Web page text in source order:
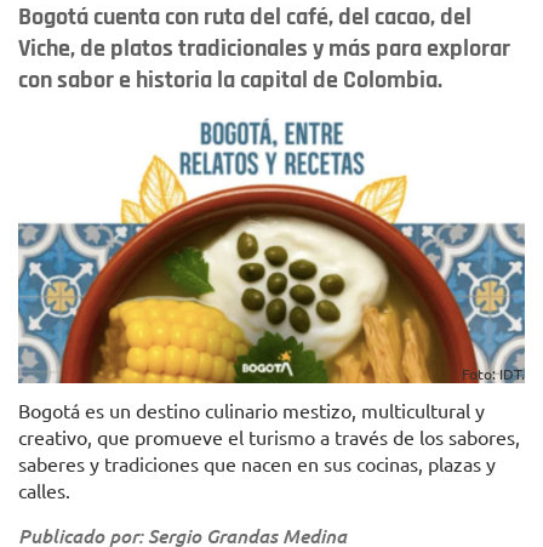
Bogotá cuenta con ruta del café, del cacao, del
Viche, de platos tradicionales y más para explorar
con sabor e historia la capital de Colombia.
Foto: IDT.
Bogotá es un destino culinario mestizo, multicultural y
creativo, que promueve el turismo a través de los sabores,
saberes y tradiciones que nacen en sus cocinas, plazas y
calles.
Publicado por: Sergio Grandas Medina